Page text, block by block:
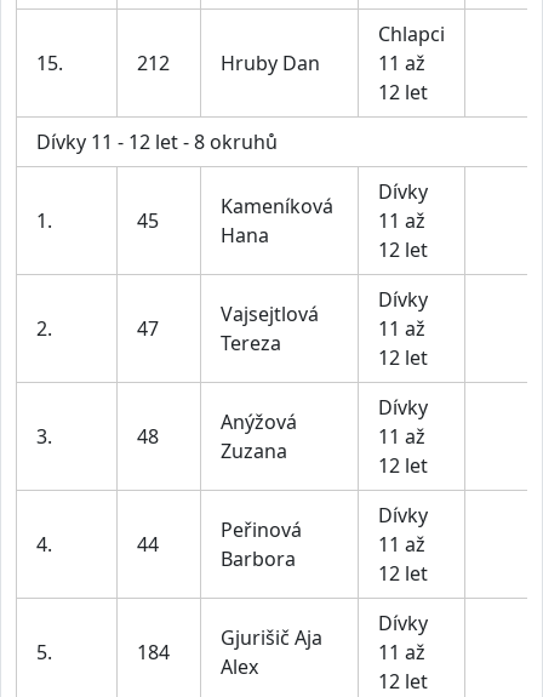
15. 212 Hruby Dan
Chlapci
11 až
12 let
Dívky 11 - 12 let - 8 okruhů
1. 45
Kameníková
Hana
Dívky
11 až
12 let
2. 47
Vajsejtlová
Tereza
Dívky
11 až
12 let
3. 48
Anýžová
Zuzana
Dívky
11 až
12 let
4. 44
Peřinová
Barbora
Dívky
11 až
12 let
5. 184
Gjurišič Aja
Alex
Dívky
11 až
12 let